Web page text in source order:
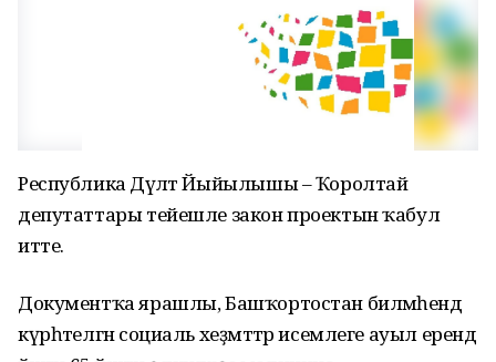
Республика Дәүләт Йыйылышы – Ҡоролтай
депутаттары тейешле закон проектын ҡабул
итте.
Документҡа ярашлы, Башҡортостан биләмәһендә
күрһәтелгән социаль хеҙмәттәр исемлеге ауыл ерендә